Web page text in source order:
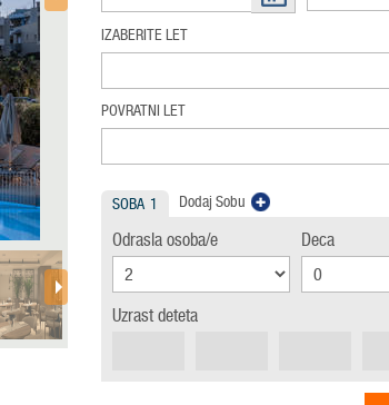
IZABERITE LET
POVRATNI LET
SOBA 1 Dodaj Sobu
Odrasla osoba/e Deca
Uzrast deteta